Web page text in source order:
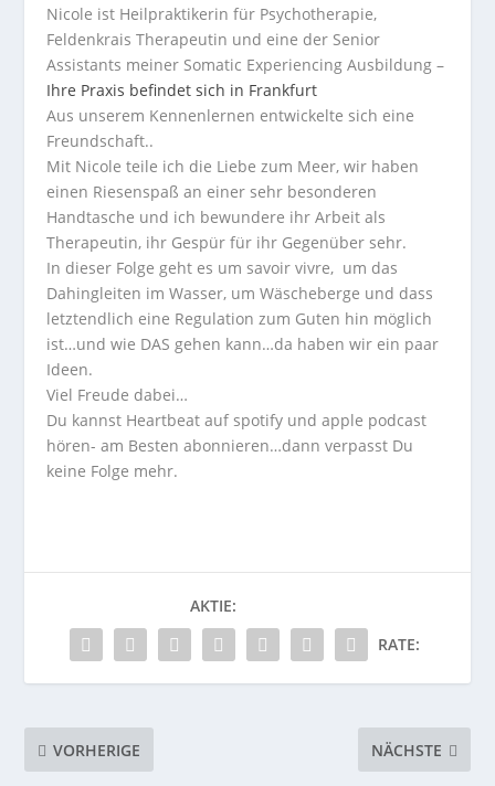
Nicole ist Heilpraktikerin für Psychotherapie,
Feldenkrais Therapeutin und eine der Senior
Assistants meiner Somatic Experiencing Ausbildung –
Ihre Praxis befindet sich in Frankfurt
Aus unserem Kennenlernen entwickelte sich eine
Freundschaft..
Mit Nicole teile ich die Liebe zum Meer, wir haben
einen Riesenspaß an einer sehr besonderen
Handtasche und ich bewundere ihr Arbeit als
Therapeutin, ihr Gespür für ihr Gegenüber sehr.
In dieser Folge geht es um savoir vivre, um das
Dahingleiten im Wasser, um Wäscheberge und dass
letztendlich eine Regulation zum Guten hin möglich
ist…und wie DAS gehen kann…da haben wir ein paar
Ideen.
Viel Freude dabei…
Du kannst Heartbeat auf spotify und apple podcast
hören- am Besten abonnieren…dann verpasst Du
keine Folge mehr.
AKTIE:
RATE:
VORHERIGE NÄCHSTE